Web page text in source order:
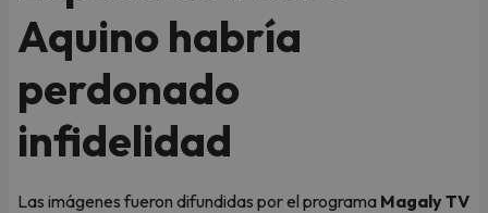
Aquino habría
perdonado
infidelidad
Las imágenes fueron difundidas por el programa Magaly TV